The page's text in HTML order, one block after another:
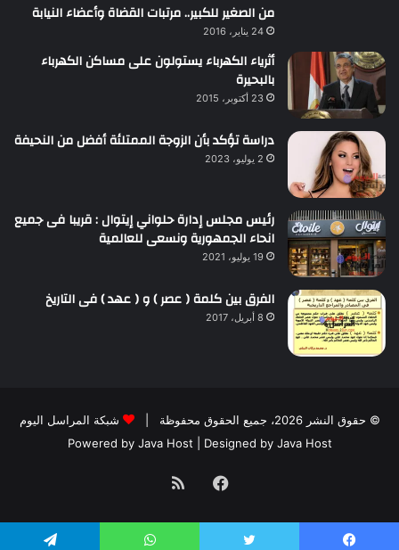
من الصغير للكبير.. مرتبات القضاة وأعضاء النيابة
24 يناير، 2016
أثرياء الكهرباء يستولون على مساكن الكهرباء
بالبحيرة
23 أكتوبر، 2015
دراسة تؤكد بأن الزوجة الممتلئة أفضل من النحيفة
2 يوليو، 2023
رئيس مجلس إدارة حلواني إيتوال : قريبا فى جميع
انحاء الجمهورية ونسعى للعالمية
19 يوليو، 2021
الفرق بين كلمة ( عصر ) و ( عهد ) فى التاريخ
8 أبريل، 2017
© حقوق النشر 2026، جميع الحقوق محفوظة |
شبكة المراسل اليوم
Powered by Java Host | Designed by Java Host
فيسبوكملخص
الموقع